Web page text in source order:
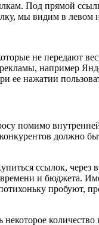
Под прямой
мы видим в левом
не передают
например
ее нажатии
помимо
ссылок,
и бюджета.
пробуют,